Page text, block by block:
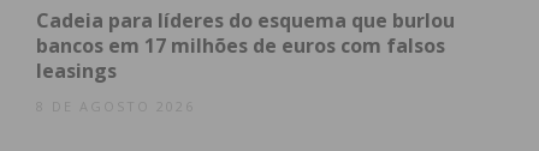
Castelo
de Paiva
1.152 582 -49,48%
Felgueiras
Cadeia para líderes do esquema que burlou
bancos em 17 milhões de euros com falsos
leasings
8 DE AGOSTO 2026